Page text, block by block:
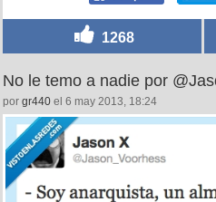
1268
No le temo a nadie por
por gr440 el 6 may 2013, 18:24